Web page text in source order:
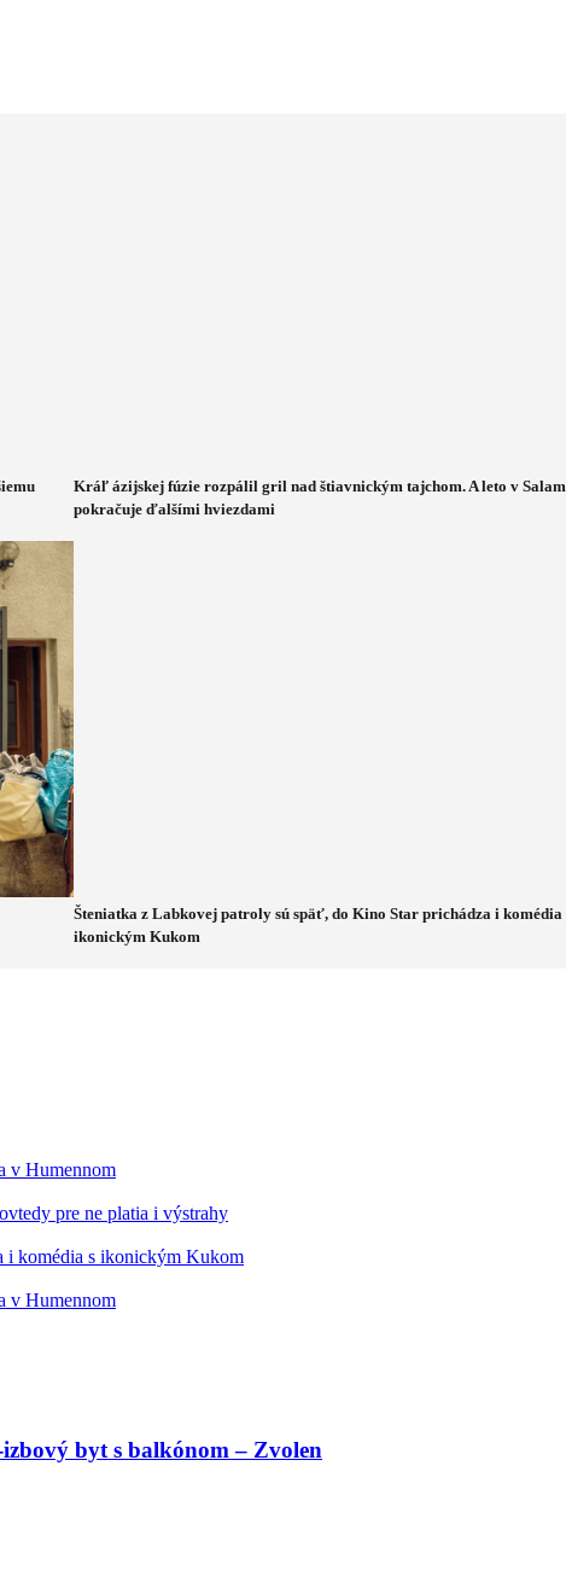
Kráľ ázijskej fúzie rozpálil gril nad štiavnickým tajchom. A leto v
pokračuje ďalšími hviezdami
Šteniatka z Labkovej patroly sú späť, do Kino Star prichádza i komédia
ikonickým Kukom
v Humennom
pre ne platia i výstrahy
i komédia s ikonickým Kukom
v Humennom
byt s balkónom – Zvolen